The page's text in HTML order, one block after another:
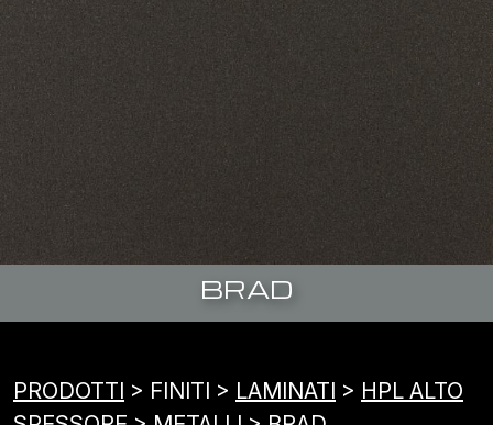
BRAD
PRODOTTI > FINITI > LAMINATI > HPL ALTO